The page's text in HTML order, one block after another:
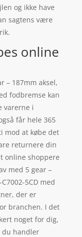
og ikke have
sagtens være
online
– 187mm aksel,
fodbremse kan
varerne i
får hele 365
mod at købe det
returnere din
online shoppere
med 5 gear –
5CD med
der er
branchen. I det
noget for dig,
du handler